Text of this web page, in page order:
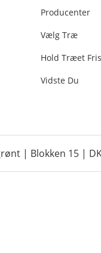
Producenter
Vælg Træ
Hold Træet
Vidste Du
| Blokken 15 |